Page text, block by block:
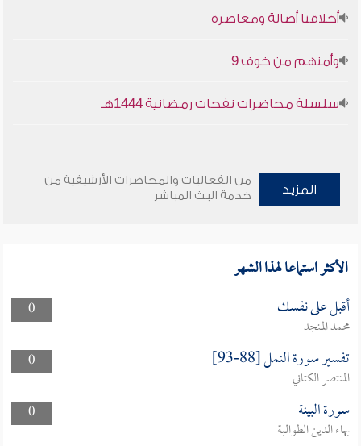
أخلاقنا أصالة ومعاصرة
وأمنهم من خوف 9
سلسلة محاضرات نفحات رمضانية 1444هـ
المزيد
من الفعاليات والمحاضرات الأرشيفية من
خدمة البث المباشر
الأكثر استماعا لهذا الشهر
0 أقبل على نفسك
محمد المنجد
0
تفسير سورة النمل [88-93]
المنتصر الكتاني
0
سورة البينة
بهاء الدين الطوالبة